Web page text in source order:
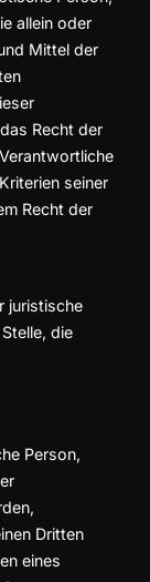
allein oder
Mittel der
Recht der
seiner
Recht der
juristische
die
Person,
Dritten
eines